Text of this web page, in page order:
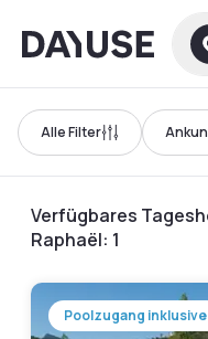
Dayuse
Alle Filter
Verfügbares
Raphaël: 1
Poolzugang inklusive